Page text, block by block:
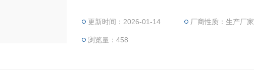
更新时间：2026-01-14 厂商性质：生产厂家
浏览量：458